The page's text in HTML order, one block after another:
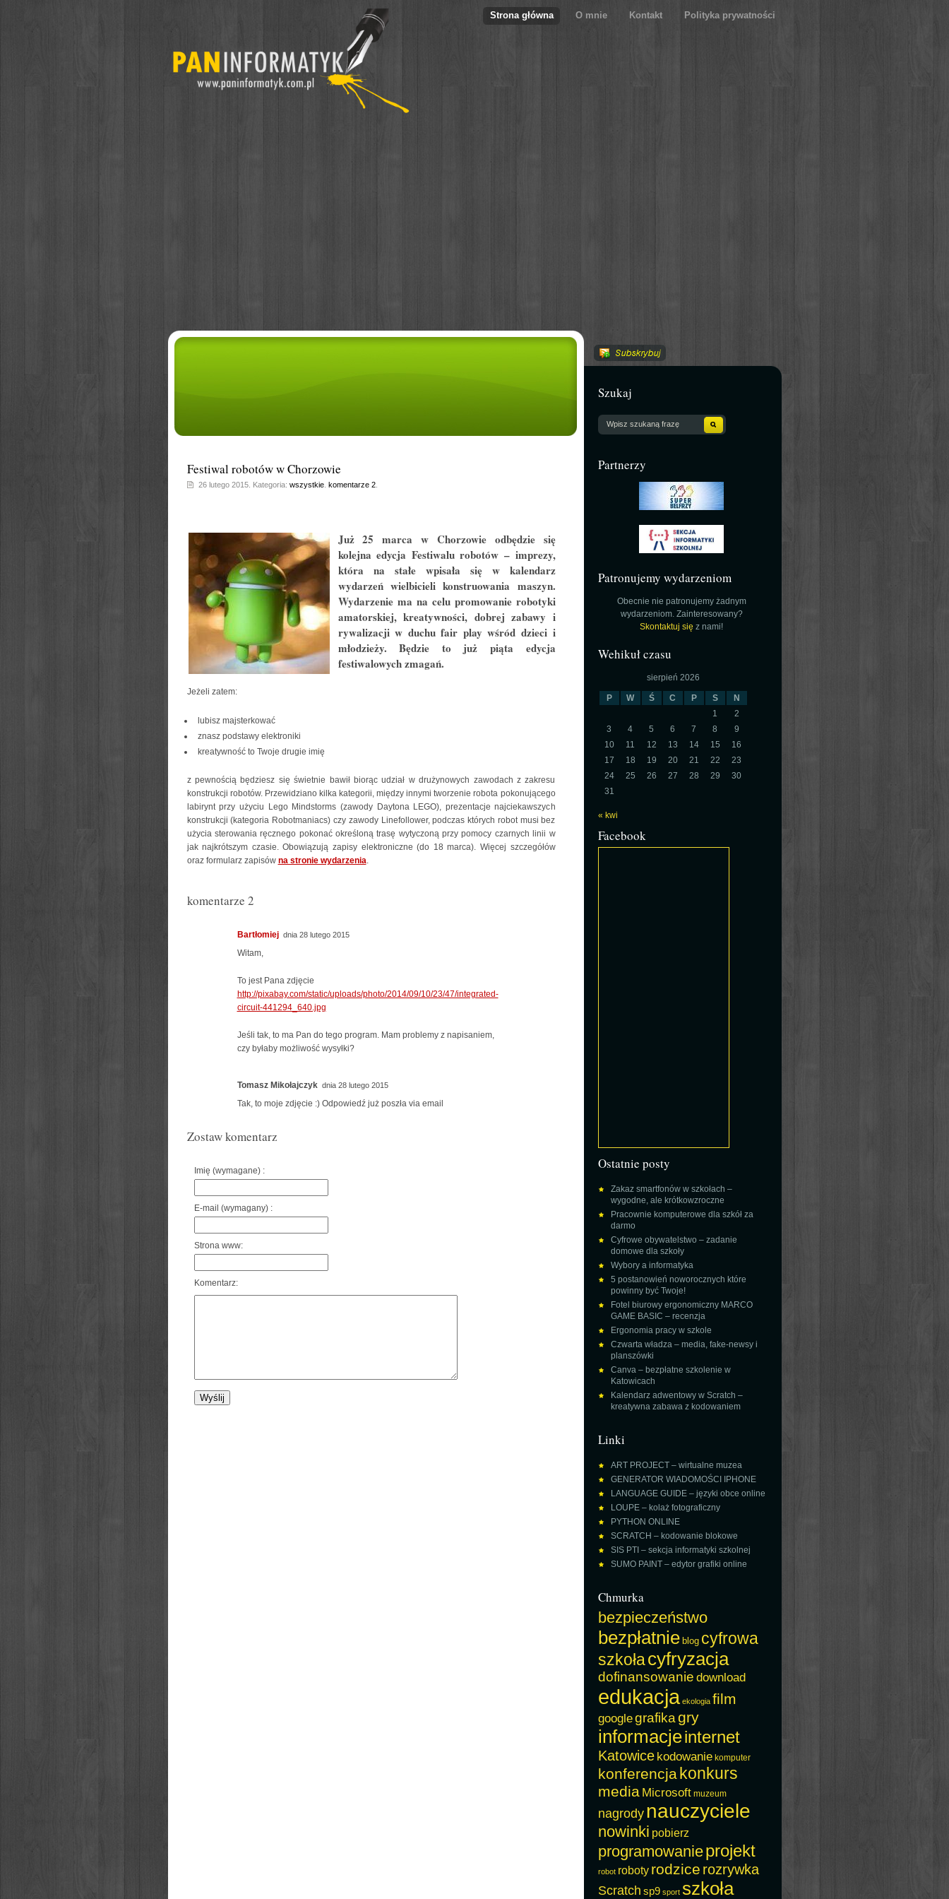
Strona główna O mnie Kontakt Polityka prywatności
Festiwal robotów w Chorzowie
26 lutego 2015. Kategoria: wszystkie. komentarze 2.
Już 25 marca w Chorzowie odbędzie się
kolejna edycja Festiwalu robotów – imprezy,
która na stałe wpisała się w kalendarz
wydarzeń wielbicieli konstruowania maszyn.
Wydarzenie ma na celu promowanie robotyki
amatorskiej, kreatywności, dobrej zabawy i
rywalizacji w duchu fair play wśród dzieci i
młodzieży. Będzie to już piąta edycja
festiwalowych zmagań.
Jeżeli zatem:
lubisz majsterkować
znasz podstawy elektroniki
kreatywność to Twoje drugie imię
z pewnością będziesz się świetnie bawił biorąc udział w drużynowych zawodach z zakresu
konstrukcji robotów. Przewidziano kilka kategorii, między innymi tworzenie robota pokonującego
labirynt przy użyciu Lego Mindstorms (zawody Daytona LEGO), prezentacje najciekawszych
konstrukcji (kategoria Robotmaniacs) czy zawody Linefollower, podczas których robot musi bez
użycia sterowania ręcznego pokonać określoną trasę wytyczoną przy pomocy czarnych linii w
jak najkrótszym czasie. Obowiązują zapisy elektroniczne (do 18 marca). Więcej szczegółów
oraz formularz zapisów na stronie wydarzenia.
komentarze 2
Bartłomiejdnia 28 lutego 2015
Witam,
To jest Pana zdjęcie
http://pixabay.com/static/uploads/photo/2014/09/10/23/47/integrated-
circuit-441294_640.jpg
Jeśli tak, to ma Pan do tego program. Mam problemy z napisaniem,
czy byłaby możliwość wysyłki?
Tomasz Mikołajczykdnia 28 lutego 2015
Tak, to moje zdjęcie :) Odpowiedź już poszła via email
Zostaw komentarz
Imię (wymagane) :
E-mail (wymagany) :
Strona www:
Komentarz:
Szukaj
Partnerzy
Patronujemy wydarzeniom
Obecnie nie patronujemy żadnym
wydarzeniom. Zainteresowany?
Skontaktuj się z nami!
Wehikuł czasu
sierpień 2026
P W Ś C P S
N
1
2
3
4 5 6 7 8
9
10
11 12 13 14 15
16
17
18 19 20 21 22
23
24
25 26 27 28 29
30
31
« kwi
Facebook
Ostatnie posty
Zakaz smartfonów w szkołach –
wygodne, ale krótkowzroczne
Pracownie komputerowe dla szkół za
darmo
Cyfrowe obywatelstwo – zadanie
domowe dla szkoły
Wybory a informatyka
5 postanowień noworocznych które
powinny być Twoje!
Fotel biurowy ergonomiczny MARCO
GAME BASIC – recenzja
Ergonomia pracy w szkole
Czwarta władza – media, fake-newsy i
planszówki
Canva – bezpłatne szkolenie w
Katowicach
Kalendarz adwentowy w Scratch –
kreatywna zabawa z kodowaniem
Linki
ART PROJECT – wirtualne muzea
GENERATOR WIADOMOŚCI IPHONE
LANGUAGE GUIDE – języki obce online
LOUPE – kolaż fotograficzny
PYTHON ONLINE
SCRATCH – kodowanie blokowe
SIS PTI – sekcja informatyki szkolnej
SUMO PAINT – edytor grafiki online
Chmurka
bezpieczeństwo
bezpłatnie blog cyfrowa
szkołacyfryzacja
dofinansowanie download
edukacja ekologia film
googlegrafikagry
informacjeinternet
Katowice kodowanie komputer
konferencjakonkurs
media Microsoft muzeum
nagrody nauczyciele
nowinki pobierz
programowanieprojekt
robot roboty rodzice rozrywka
Scratch sp9 sport szkoła